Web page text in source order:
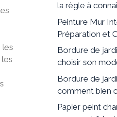
les
la règle à
Peinture Mur
Préparation et
Bordure de
choisir son
Bordure de
comment bien
Papier peint